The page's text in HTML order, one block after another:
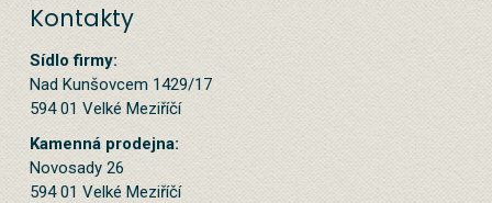
Kontakty
Sídlo firmy:
Nad Kunšovcem 1429/17
594 01 Velké Meziříčí
Kamenná prodejna:
Novosady 26
594 01 Velké Meziříčí